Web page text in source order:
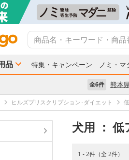
品 特集・キャンペーン ノミ・マ
全6件 熊本
ヒルズプリスクリプション･ダイエット
犬用 ：
1 - 2件（全 2件）